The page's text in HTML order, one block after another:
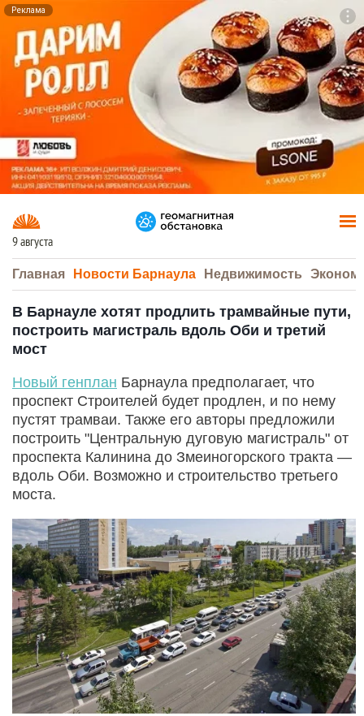
Реклама
9 августа
Главная Новости Барнаула Недвижимость
В Барнауле хотят продлить трамвайные пути,
построить магистраль вдоль Оби и третий
мост
Новый генплан Барнаула предполагает, что
проспект Строителей будет продлен, и по нему
пустят трамваи. Также его авторы предложили
построить "Центральную дуговую магистраль" от
проспекта Калинина до Змеиногорского тракта —
вдоль Оби. Возможно и строительство третьего
моста.